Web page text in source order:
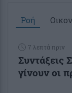
Ροή
7 λεπτά πριν
Συντάξεις
γίνουν οι